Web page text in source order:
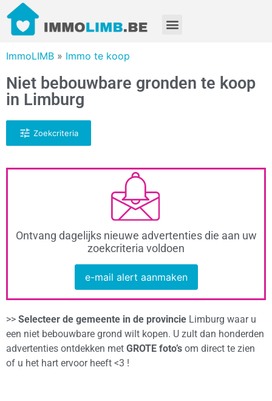
ImmoLIMB » Immo te koop
Niet bebouwbare gronden te koop
in Limburg
Zoekcriteria
Ontvang dagelijks nieuwe advertenties die aan uw
zoekcriteria voldoen
e-mail alert aanmaken
>> Selecteer de gemeente in de provincie Limburg waar u
een niet bebouwbare grond wilt kopen. U zult dan honderden
advertenties ontdekken met GROTE foto’s om direct te zien
of u het hart ervoor heeft <3 !